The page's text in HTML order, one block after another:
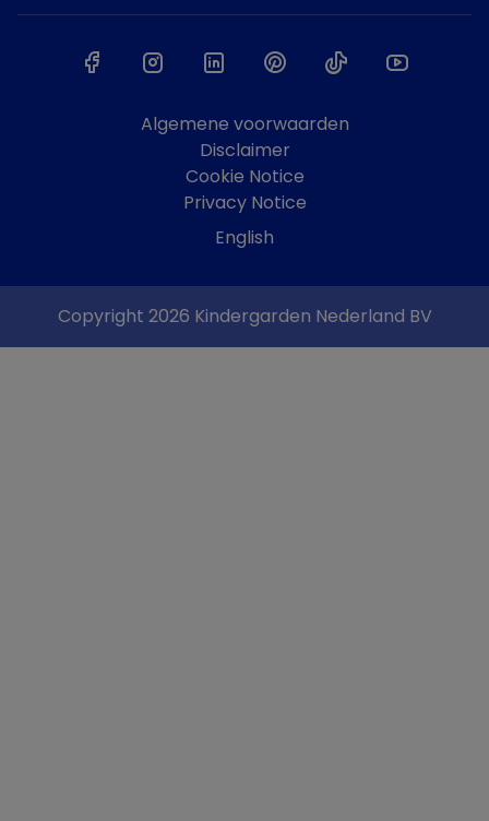
Algemene voorwaarden
Disclaimer
Cookie Notice
Privacy Notice
English
Copyright 2026 Kindergarden Nederland BV